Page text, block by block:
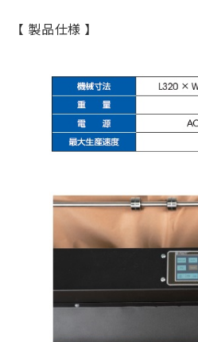
【 製品仕様 】